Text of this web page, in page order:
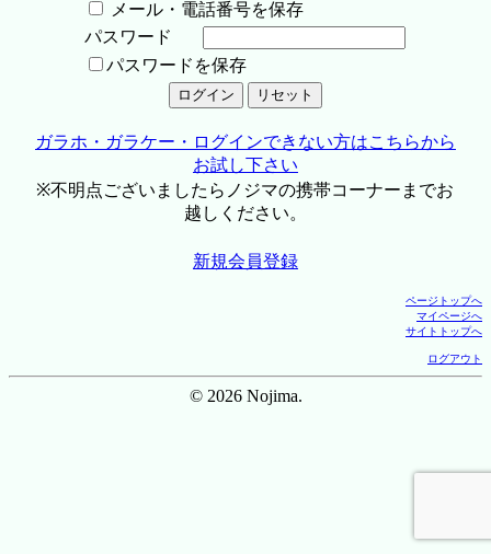
メール・電話番号を保存
パスワード
パスワードを保存
ガラホ・ガラケー・ログインできない方はこちらから
お試し下さい
※不明点ございましたらノジマの携帯コーナーまでお
越しください。
新規会員登録
ページトップへ
マイページへ
サイトトップへ
ログアウト
© 2026 Nojima.